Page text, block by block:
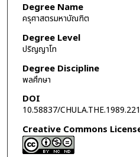
Degree Name
ครุศาสตรมหาบัณฑิต
Degree Level
ปริญญาโท
Degree Discipline
พลศึกษา
DOI
10.58837/CHULA.THE.1989.221
Creative Commons